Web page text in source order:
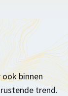
binnen
trend.